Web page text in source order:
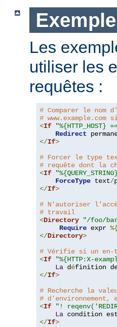
Les
utiliser les
requêtes :
# Comparer le nom
#
<If "%{HTTP_HOST}
Redirect
</If>
# Forcer le type
# requête dont la
<If
ForceType text/
</If>
# N'autoriser
# travail
<Directory "/foo/
Require expr
</Directory>
# Vérifie si un en-
<If
"%{HTTP:X-
La définition
</If>
# Recherche la
#
<If "!
La condition
</If>